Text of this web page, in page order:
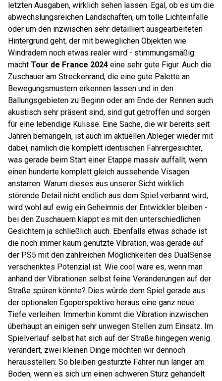
letzten Ausgaben, wirklich sehen lassen. Egal, ob es um die
abwechslungsreichen Landschaften, um tolle Lichteinfälle
oder um den inzwischen sehr detailliert ausgearbeiteten
Hintergrund geht, der mit beweglichen Objekten wie
Windrädern noch etwas realer wird - stimmungsmäßig
macht Tour de France 2024 eine sehr gute Figur. Auch die
Zuschauer am Streckenrand, die eine gute Palette an
Bewegungsmustern erkennen lassen und in den
Ballungsgebieten zu Beginn oder am Ende der Rennen auch
akustisch sehr präsent sind, sind gut getroffen und sorgen
für eine lebendige Kulisse. Eine Sache, die wir bereits seit
Jahren bemängeln, ist auch im aktuellen Ableger wieder mit
dabei, nämlich die komplett identischen Fahrergesichter,
was gerade beim Start einer Etappe massiv auffällt, wenn
einen hunderte komplett gleich aussehende Visagen
anstarren. Warum dieses aus unserer Sicht wirklich
störende Detail nicht endlich aus dem Spiel verbannt wird,
wird wohl auf ewig ein Geheimnis der Entwickler bleiben -
bei den Zuschauern klappt es mit den unterschiedlichen
Gesichtern ja schließlich auch. Ebenfalls etwas schade ist
die noch immer kaum genutzte Vibration, was gerade auf
der PS5 mit den zahlreichen Möglichkeiten des DualSense
verschenktes Potenzial ist. Wie cool wäre es, wenn man
anhand der Vibrationen selbst feine Veränderungen auf der
Straße spüren könnte? Dies würde dem Spiel gerade aus
der optionalen Egoperspektive heraus eine ganz neue
Tiefe verleihen. Immerhin kommt die Vibration inzwischen
überhaupt an einigen sehr unwegen Stellen zum Einsatz. Im
Spielverlauf selbst hat sich auf der Straße hingegen wenig
verändert, zwei kleinen Dinge möchten wir dennoch
herausstellen: So bleiben gestürzte Fahrer nun länger am
Boden, wenn es sich um einen schweren Sturz gehandelt